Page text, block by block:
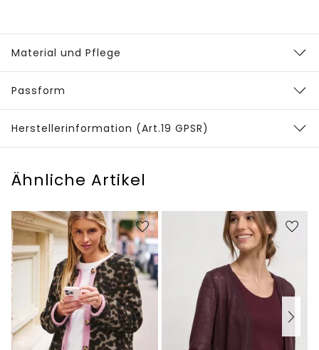
Material und Pflege
Passform
Herstellerinformation (Art.19 GPSR)
Ähnliche Artikel